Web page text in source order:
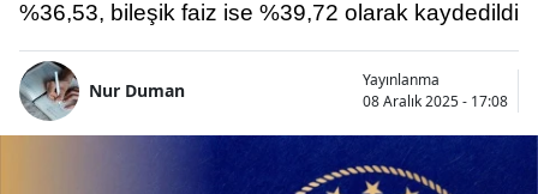
%36,53, bileşik faiz ise %39,72 olarak kaydedildi
Nur Duman
Yayınlanma
08 Aralık 2025 - 17:08